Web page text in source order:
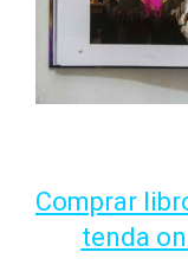
Comprar
tenda